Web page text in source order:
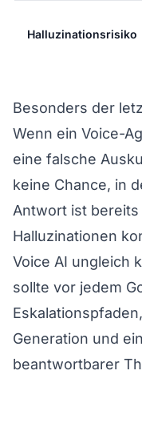
Halluzinationsrisiko
Besonders der
Wenn ein Voice-
eine falsche
keine Chance, in
Antwort ist
Halluzinationen
Voice AI ungleich
sollte vor jedem
Generation und
beantwortbarer